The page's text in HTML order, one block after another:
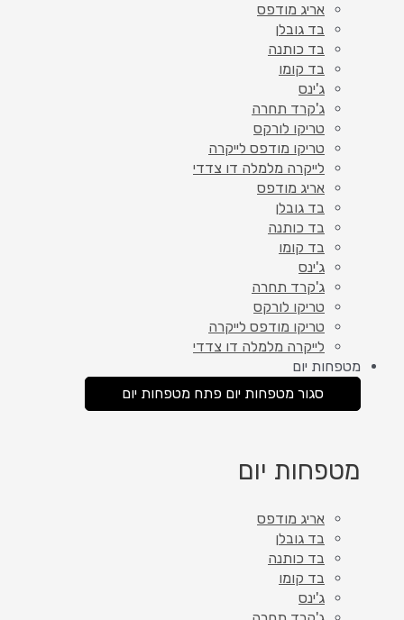
אריג מודפס
בד גובלן
בד כותנה
בד קומו
ג'ינס
ג'קרד תחרה
טריקו לורקס
טריקו מודפס לייקרה
לייקרה מלמלה דו צדדי
אריג מודפס
בד גובלן
בד כותנה
בד קומו
ג'ינס
ג'קרד תחרה
טריקו לורקס
טריקו מודפס לייקרה
לייקרה מלמלה דו צדדי
מטפחות יום
סגור מטפחות יום פתח מטפחות יום
מטפחות יום
אריג מודפס
בד גובלן
בד כותנה
בד קומו
ג'ינס